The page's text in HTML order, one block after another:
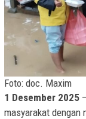
Foto: doc. Maxim
1 Desember 2025
masyarakat dengan